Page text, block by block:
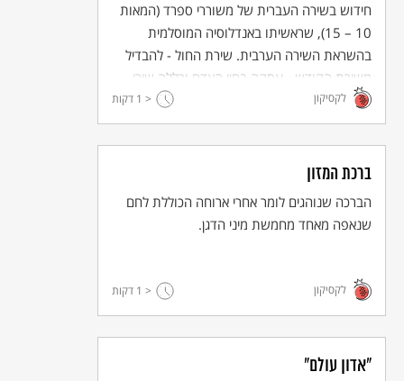
חידוש בשירה העברית של משוררי ספרד (המאות
10 – 15), שראשיתו באנדלוסיה המוסלמית
בהשראת השירה הערבית. שירת החול - להבדיל
משירת הקודש - עסקה בחיי האדם וכללה שירי
טבע ויין, ידידות ואהבה, והפכה בהדרגה משירה
אליטיסטית לשירה עממית.
לקסיקון < 1 דקות
ברכת המזון
הברכה שנוהגים לומר אחרי ארוחה הכוללת לחם
שנאפה מאחד מחמשת מיני הדגן.
לקסיקון < 1 דקות
"אדון עולם"